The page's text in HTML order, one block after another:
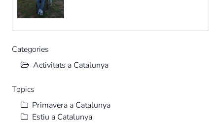
Categories
Activitats a Catalunya
Topics
Primavera a Catalunya
Estiu a Catalunya